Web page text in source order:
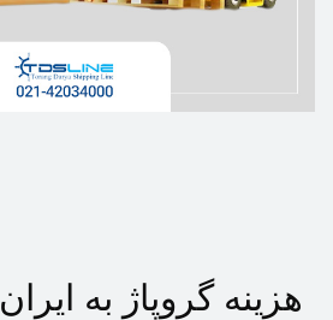
هزینه گروپاژ به ایران